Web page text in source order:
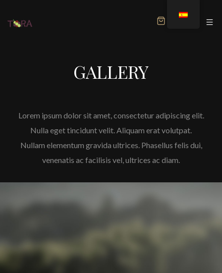
GALLERY
Lorem ipsum dolor sit amet, consectetur adipiscing elit.
Nulla eget tincidunt velit. Aliquam erat volutpat.
Nullam elementum gravida ultrices. Phasellus felis dui,
venenatis ac facilisis vel, ultrices ac diam.